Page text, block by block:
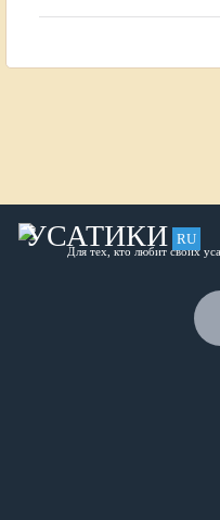
УСАТИКИ RU
Для тех, кто любит своих